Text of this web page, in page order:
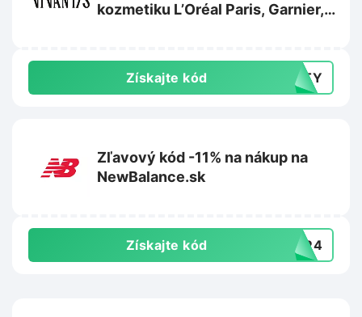
kozmetiku L’Oréal Paris, Garnier,
Získajte kód AUTY
Zľavový kód -11% na nákup na
NewBalance.sk
Získajte kód T3R4